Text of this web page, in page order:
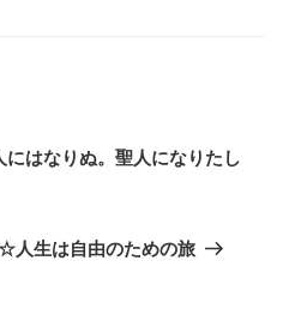
はなりぬ。聖人になりたし
人生は自由のための旅